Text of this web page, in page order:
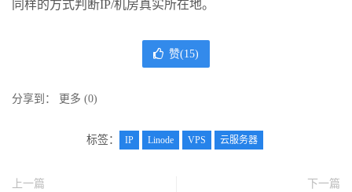
同样的方式判断IP/机房真实所在地。
赞(15)
分享到： 更多 (0)
标签： IP Linode VPS 云服务器
上一篇
下一篇